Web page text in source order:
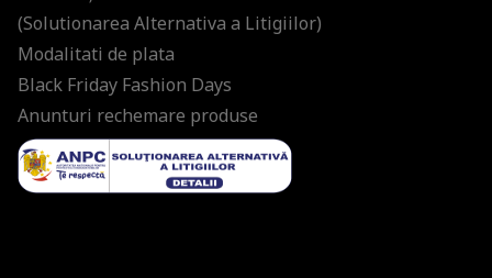
(Solutionarea Alternativa a Litigiilor)
Modalitati de plata
Black Friday Fashion Days
Anunturi rechemare produse